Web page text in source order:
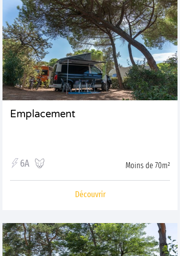
Emplacement
6A Moins de 70m²
Découvrir